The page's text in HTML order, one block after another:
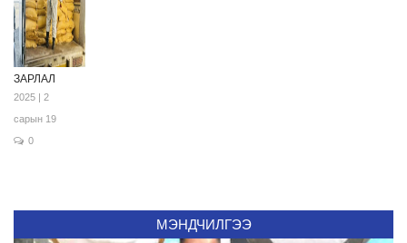
ЗАРЛАЛ
2025 | 2
сарын 19
0
МЭНДЧИЛГЭЭ